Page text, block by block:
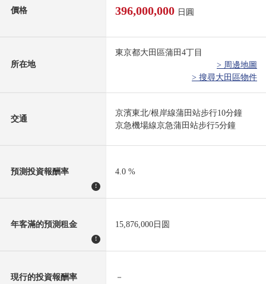
價格 396,000,000 日圓
所在地
東京都大田區蒲田4丁目
> 周邊地圖
> 搜尋大田區物件
交通
京濱東北/根岸線蒲田站步行10分鐘
京急機場線京急蒲田站步行5分鐘
預測投資報酬率
!
4.0 %
年客滿的預測租金
!
15,876,000日圆
現行的投資報酬率 －